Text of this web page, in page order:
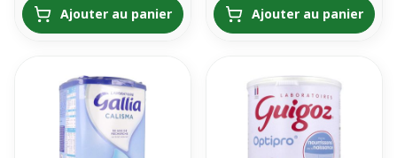
Ajouter au panier Ajouter au panier